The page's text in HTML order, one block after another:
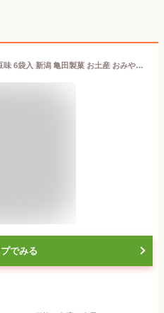
新潟限定 亀田の柿の種 えだ豆味 6袋入 新潟 亀田製菓 お土産 おみやげ 柿の種 新潟県産 えだ豆 お菓子 おやつ おつまみ
でみる